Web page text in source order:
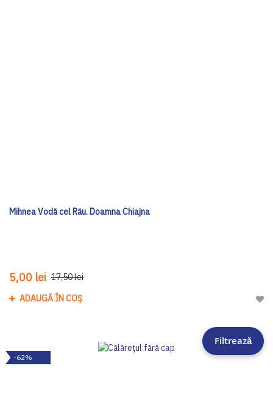
Mihnea Vodă cel Rău. Doamna Chiajna
5,00 lei 17,50 lei
ADAUGĂ ÎN COȘ
-62%
Filtrează